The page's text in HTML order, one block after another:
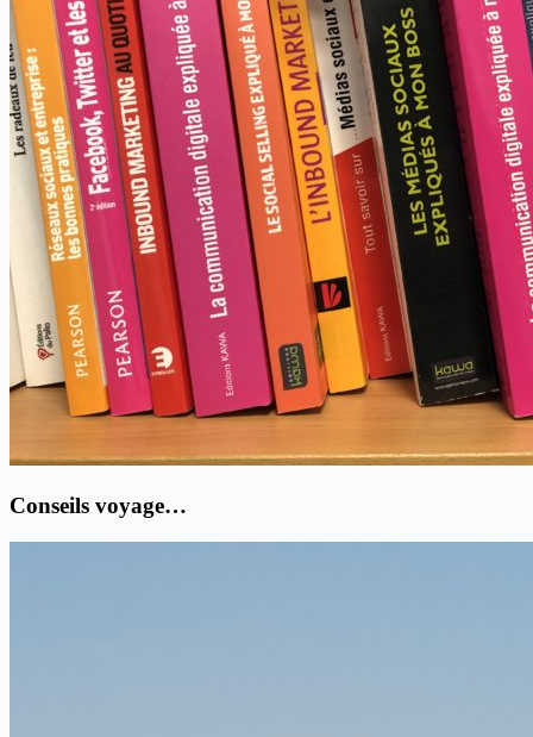
Conseils voyage…